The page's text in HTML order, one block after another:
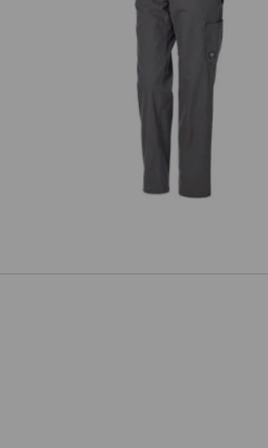
Bundhose e.s.iconic, Damen